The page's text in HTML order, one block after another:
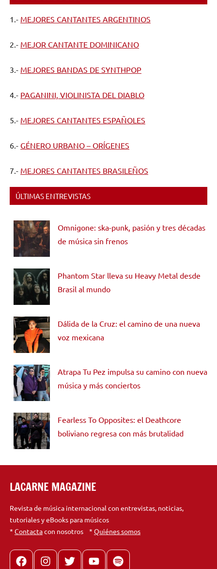
1.- MEJORES CANTANTES ARGENTINOS
2.- MEJOR CANTANTE DOMINICANO
3.- MEJORES BANDAS DE SYNTHPOP
4.- PAGANINI, VIOLINISTA DEL DIABLO
5.- MEJORES CANTANTES ESPAÑOLES
6.- GÉNERO URBANO – ORÍGENES
7.- MEJORES CANTANTES BRASILEÑOS
ÚLTIMAS ENTREVISTAS
Omnigone: ska-punk, pasión y tres décadas
de música sin frenos
Phantom Star lleva su Heavy Metal desde
Brasil al mundo
Dálida de la Cruz: el camino de una nueva
voz mexicana
Atrapa Tu Pez impulsa su camino con nueva
música y más conciertos
Fearless To Opposites: el Deathcore
boliviano regresa con más brutalidad
LACARNE MAGAZINE
Revista de música internacional con entrevistas, noticias,
tutoriales y eBooks para músicos
* Contactacon nosotros * Quiénes somos
FacebookInstagram
X youtubespotify